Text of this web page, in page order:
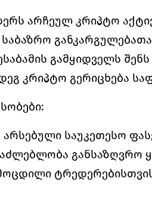
არჩეულ კრიპტო
განკარგულებათა
გამყიდველს
კრიპტო გერიცხება
საუკეთესო
განსაზღვრო